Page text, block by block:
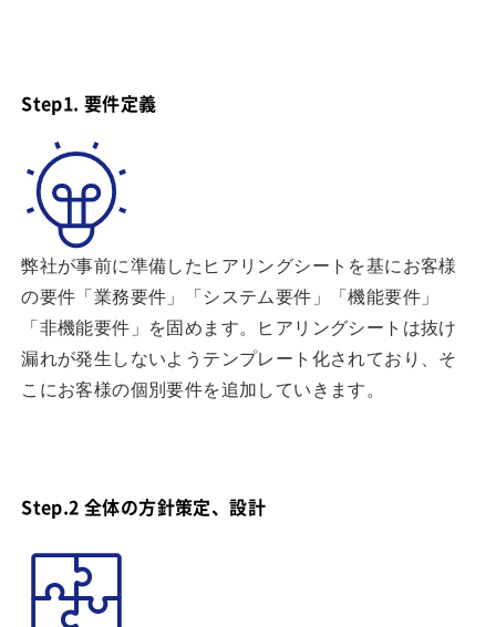
Step1. 要件定義
弊社が事前に準備したヒアリングシートを基にお客様
の要件「業務要件」「システム要件」「機能要件」
「非機能要件」を固めます。ヒアリングシートは抜け
漏れが発生しないようテンプレート化されており、そ
こにお客様の個別要件を追加していきます。
Step.2 全体の方針策定、設計